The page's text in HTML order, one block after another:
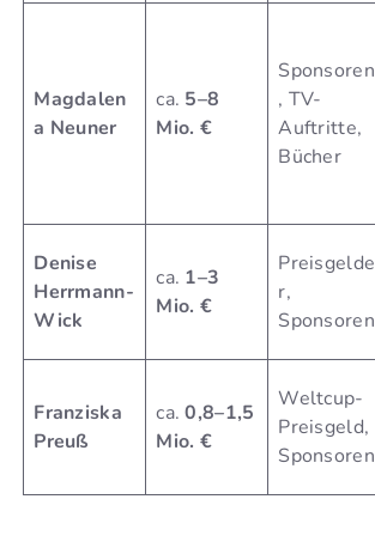
Magdalen
a Neuner
ca. 5–8
Mio. €
Sponsoren
, TV-
Auftritte,
Bücher
Denise
Herrmann-
Wick
ca. 1–3
Mio. €
Preisgelde
r,
Sponsoren
Franziska
Preuß
ca.0,8–1,5
Mio. €
Weltcup-
Preisgeld,
Sponsoren